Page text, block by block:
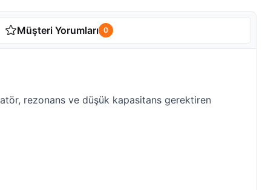
Müşteri Yorumları 0
rezonans ve düşük kapasitans gerektiren